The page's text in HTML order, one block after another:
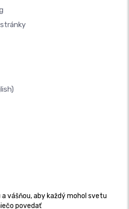
vášňou, aby každý mohol svetu
povedať